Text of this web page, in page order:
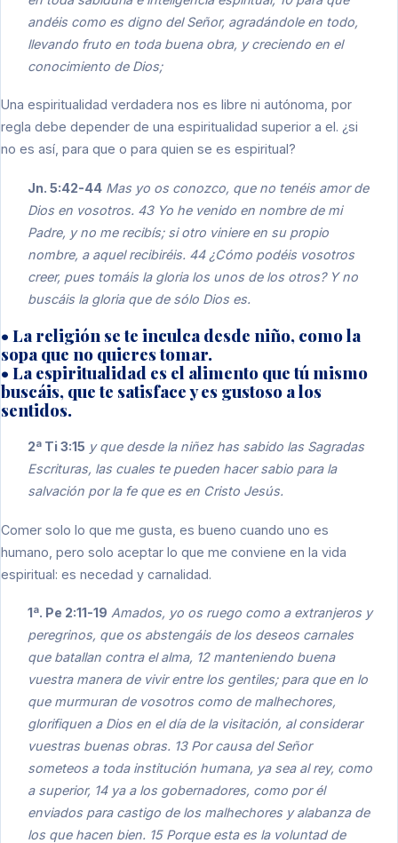
andéis como es digno del Señor, agradándole en todo,
llevando fruto en toda buena obra, y creciendo en el
conocimiento de Dios;
Una espiritualidad verdadera nos es libre ni autónoma, por
regla debe depender de una espiritualidad superior a el. ¿si
no es así, para que o para quien se es espiritual?
Jn. 5:42-44 Mas yo os conozco, que no tenéis amor de
Dios en vosotros. 43 Yo he venido en nombre de mi
Padre, y no me recibís; si otro viniere en su propio
nombre, a aquel recibiréis. 44 ¿Cómo podéis vosotros
creer, pues tomáis la gloria los unos de los otros? Y no
buscáis la gloria que de sólo Dios es.
• La religión se te inculca desde niño, como la
sopa que no quieres tomar.
• La espiritualidad es el alimento que tú mismo
buscáis, que te satisface y es gustoso a los
sentidos.
2ª Ti 3:15 y que desde la niñez has sabido las Sagradas
Escrituras, las cuales te pueden hacer sabio para la
salvación por la fe que es en Cristo Jesús.
Comer solo lo que me gusta, es bueno cuando uno es
humano, pero solo aceptar lo que me conviene en la vida
espiritual: es necedad y carnalidad.
1ª. Pe 2:11-19 Amados, yo os ruego como a extranjeros y
peregrinos, que os abstengáis de los deseos carnales
que batallan contra el alma, 12 manteniendo buena
vuestra manera de vivir entre los gentiles; para que en lo
que murmuran de vosotros como de malhechores,
glorifiquen a Dios en el día de la visitación, al considerar
vuestras buenas obras. 13 Por causa del Señor
someteos a toda institución humana, ya sea al rey, como
a superior, 14 ya a los gobernadores, como por él
enviados para castigo de los malhechores y alabanza de
los que hacen bien. 15 Porque esta es la voluntad de